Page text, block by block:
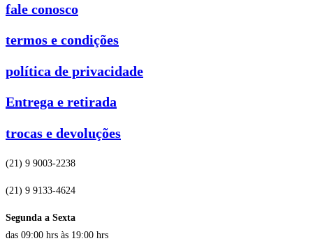
fale conosco
termos e condições
política de privacidade
Entrega e retirada
trocas e devoluções
(21) 9 9003-2238
(21) 9 9133-4624
Segunda a Sexta
das 09:00 hrs às 19:00 hrs